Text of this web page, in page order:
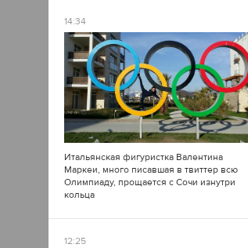
14:34
Итальянская фигуристка Валентина
Маркеи, много писавшая в твиттер всю
Олимпиаду, прощается с Сочи изнутри
кольца
12:25